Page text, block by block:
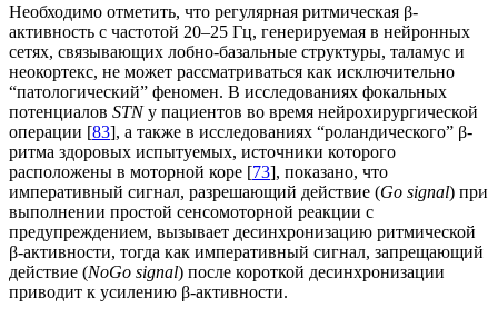
Необходимо отметить, что регулярная ритмическая β-
активность с частотой 20–25 Гц, генерируемая в нейронных
сетях, связывающих лобно-базальные структуры, таламус и
неокортекс, не может рассматриваться как исключительно
“патологический” феномен. В исследованиях фокальных
потенциалов STNу пациентов во время нейрохирургической
операции [83], а также в исследованиях “роландического” β-
ритма здоровых испытуемых, источники которого
расположены в моторной коре [73], показано, что
императивный сигнал, разрешающий действие (Go signal) при
выполнении простой сенсомоторной реакции с
предупреждением, вызывает десинхронизацию ритмической
β-активности, тогда как императивный сигнал, запрещающий
действие (NoGo signal) после короткой десинхронизации
приводит к усилению β-активности.